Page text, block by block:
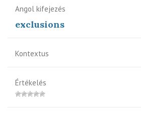
Angol kifejezés
exclusions
Kontextus
Értékelés